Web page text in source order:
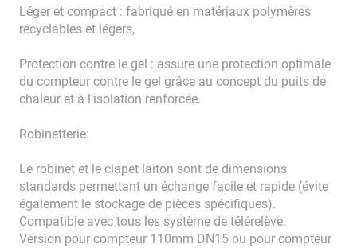
Léger et compact : fabriqué en matériaux polymères
recyclables et légers,
Protection contre le gel : assure une protection optimale
du compteur contre le gel grâce au concept du puits de
chaleur et à l’isolation renforcée.
Robinetterie:
Le robinet et le clapet laiton sont de dimensions
standards permettant un échange facile et rapide (évite
également le stockage de pièces spécifiques).
Compatible avec tous les système de télérelève.
Version pour compteur 110mm DN15 ou pour compteur